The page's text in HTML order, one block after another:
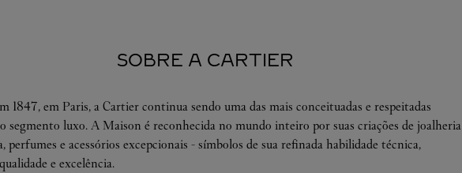
SOBRE A CARTIER
1847, em Paris, a Cartier continua sendo uma das mais conceituadas e respeitadas
segmento luxo. A Maison é reconhecida no mundo inteiro por suas criações de joalheria
perfumes e acessórios excepcionais - símbolos de sua refinada habilidade técnica,
e excelência.